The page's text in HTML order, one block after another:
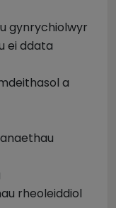
gynrychiolwyr
ei ddata
a
rheoleiddiol